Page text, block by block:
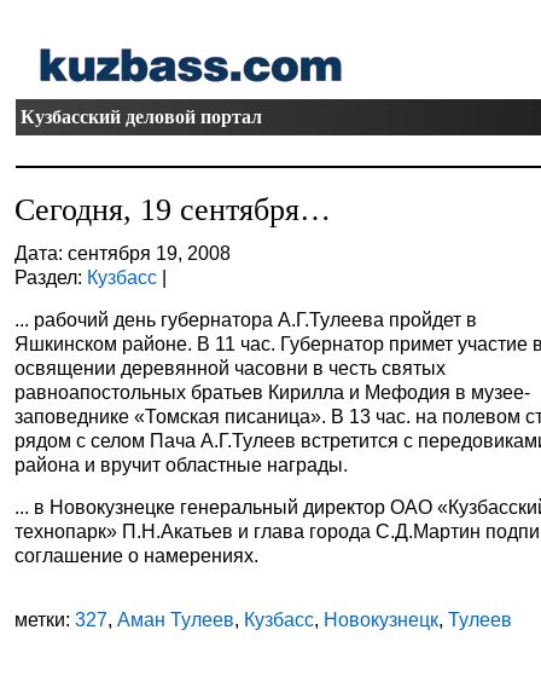
Кузбасский деловой портал
Сегодня, 19 сентября…
Дата: сентября 19, 2008
Раздел: Кузбасс |
... рабочий день губернатора А.Г.Тулеева пройдет в
Яшкинском районе. В 11 час. Губернатор примет участие
освящении деревянной часовни в честь святых
равноапостольных братьев Кирилла и Мефодия в музее-
заповеднике «Томская писаница». В 13 час. на полевом
рядом с селом Пача А.Г.Тулеев встретится с
района и вручит областные награды.
... в Новокузнецке генеральный директор ОАО
технопарк» П.Н.Акатьев и глава города С.Д.Мартин
соглашение о намерениях.
метки:327,Аман Тулеев, Кузбасс, Новокузнецк,Тулеев